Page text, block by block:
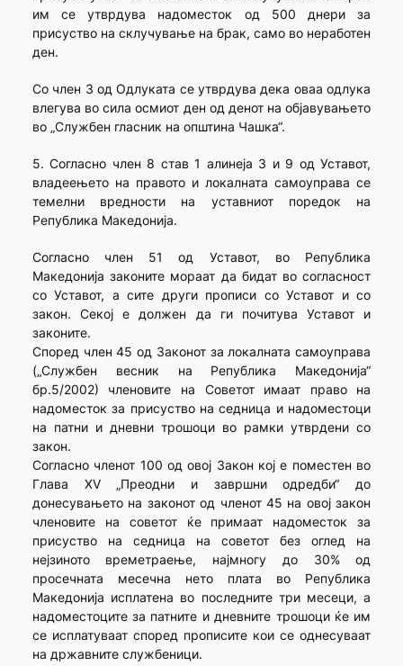
им се утврдува надоместок од 500 днери за
присуство на склучување на брак, само во неработен
ден.
Со член 3 од Одлуката се утврдува дека оваа одлука
влегува во сила осмиот ден од денот на објавувањето
во „Службен гласник на општина Чашка“.
5. Согласно член 8 став 1 алинеја 3 и 9 од Уставот,
владеењето на правото и локалната самоуправа се
темелни вредности на уставниот поредок на
Република Македонија.
Согласно член 51 од Уставот, во Република
Македонија законите мораат да бидат во согласност
со Уставот, а сите други про­писи со Уставот и со
закон. Секој е должен да ги почи­тува Уставот и
законите.
Според член 45 од Законот за локалната самоуправа
(„Службен весник на Република Македонија“
бр.5/2002) членовите на Советот имаат право на
надоместок за присуство на седница и надоместоци
на патни и дневни трошоци во рамки утврдeни со
закон.
Согласно членот 100 од овој Закон кој е поместен во
Глава XV „Преодни и завршни одредби“ до
донесувањето на законот од членот 45 на овој закон
членовите на советот ќе примаат надоместок за
присуство на седница на советот без оглед на
нејзиното времетраење, најмногу до 30% од
просечната месечна нето плата во Република
Македонија исплатена во последните три месеци, а
надоместоците за патните и дневните трошоци ќе им
се исплатуваат според прописите кои се однесуваат
на државните службеници.